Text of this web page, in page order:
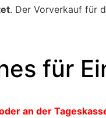
. Der Vorverkauf für
für
an der